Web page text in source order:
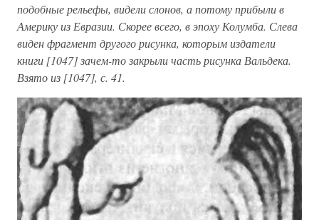
подобные рельефы, видели слонов, а потому прибыли в
Америку из Евразии. Скорее всего, в эпоху Колумба. Слева
виден фрагмент другого рисунка, которым издатели
книги [1047] зачем-то закрыли часть рисунка Вальдека.
Взято из [1047], с. 41.